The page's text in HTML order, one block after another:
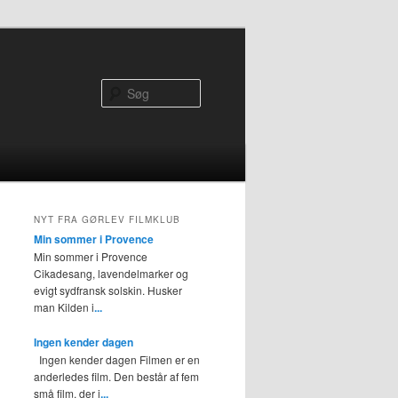
NYT FRA GØRLEV FILMKLUB
Min sommer i Provence
Min sommer i Provence
Cikadesang, lavendelmarker og
evigt sydfransk solskin. Husker
man Kilden i...
Ingen kender dagen
Ingen kender dagen Filmen er en
anderledes film. Den består af fem
små film, der i...